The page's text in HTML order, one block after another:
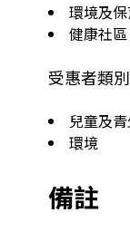
環境及
健康社區
受惠者類別
兒童及
環境
備註